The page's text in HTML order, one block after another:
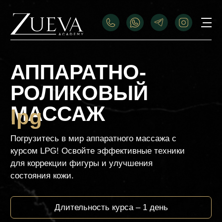
РОЛИКОВЫЙ
МАССАЖ
Погрузитесь в мир аппаратного массажа с
курсом LPG! Освойте эффективные техники
для коррекции фигуры и улучшения
состояния кожи.
lpg
Длительность курса – 1 день
Стоимость курса
10.000
Оплатить